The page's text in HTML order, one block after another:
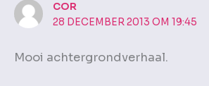
COR
28 DECEMBER 2013 OM 19:45
Mooi achtergrondverhaal.